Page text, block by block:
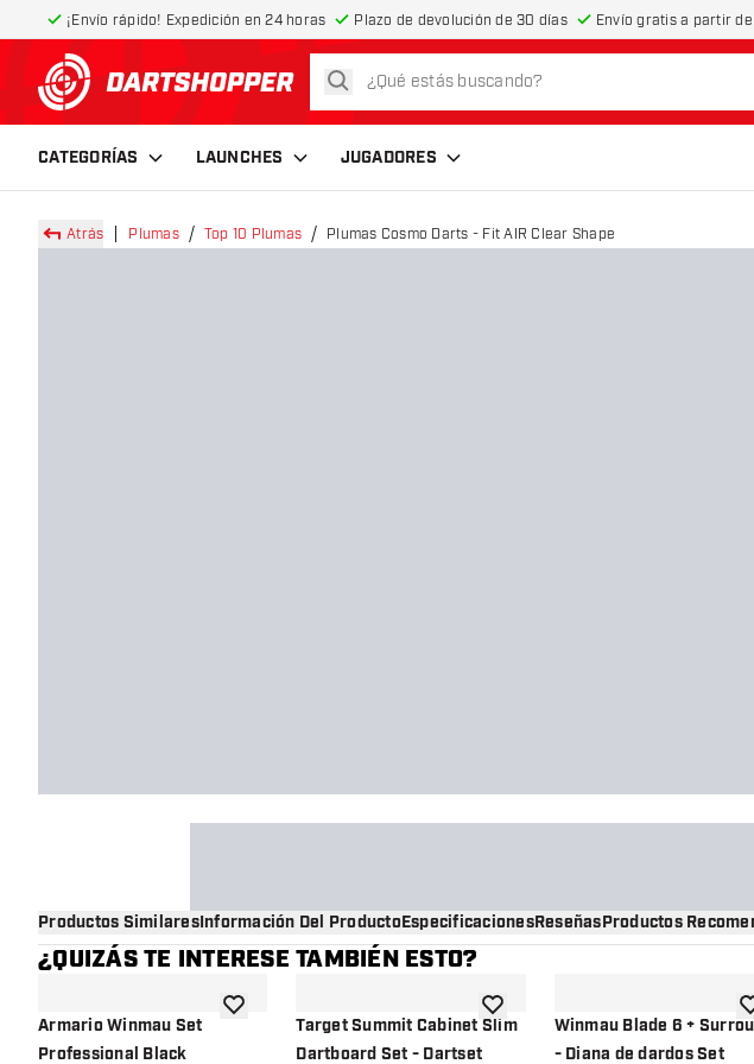
¡Envío rápido! Expedición en 24 horas Plazo de devolución de 30 días Envío gratis a partir
volver a la página de inicio
buscar
CATEGORÍAS LAUNCHES JUGADORES
Atrás Plumas Top 10 Plumas Plumas Cosmo Darts - Fit AIR Clear Shape
Productos SimilaresInformación Del ProductoEspecificacionesReseñasProductos
¿QUIZÁS TE INTERESE TAMBIÉN ESTO?
Armario Winmau Set
Professional Black
añadir a la lista de deseos
Target Summit Cabinet Slim
Dartboard Set - Dartset
añadir a la lista de deseos
Winmau Blade 6 +
- Diana de dardos Set